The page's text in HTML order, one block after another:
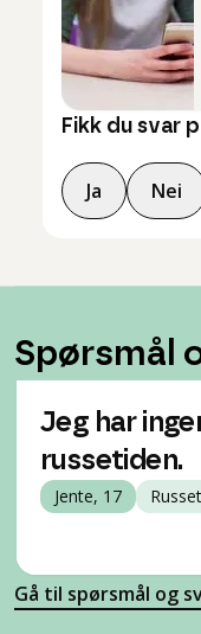
Fikk du svar
Ja Nei
Spørsmål
Jeg har
russetiden.
Jente, 17
Gå til spørsmål og